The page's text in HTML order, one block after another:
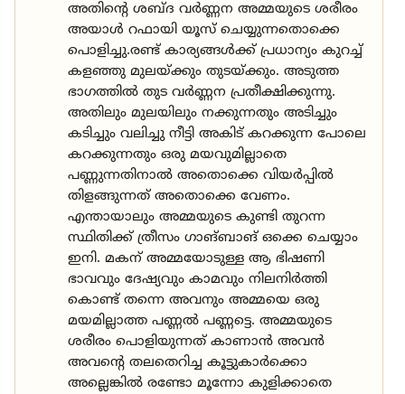
അതിൻ്റെ ശബ്ദ വർണ്ണന അമ്മയുടെ ശരീരം
അയാൾ റഫായി യൂസ് ചെയ്യുന്നതൊക്കെ
പൊളിച്ചു.രണ്ട് കാര്യങ്ങൾക്ക് പ്രധാന്യം കുറച്ച്
കളഞ്ഞു മുലയ്ക്കും തുടയ്ക്കും. അടുത്ത
ഭാഗത്തിൽ തുട വർണ്ണന പ്രതീക്ഷിക്കുന്നു.
അതിലും മുലയിലും നക്കുന്നതും അടിച്ചും
കടിച്ചും വലിച്ചു നീട്ടി അകിട് കറക്കുന്ന പോലെ
കറക്കുന്നതും ഒരു മയവുമില്ലാതെ
പണ്ണുന്നതിനാൽ അതൊക്കെ വിയർപ്പിൽ
തിളങ്ങുന്നത് അതൊക്കെ വേണം.
എന്തായാലും അമ്മയുടെ കുണ്ടി തുറന്ന
സ്ഥിതിക്ക് ത്രീസം ഗാങ്ബാങ് ഒക്കെ ചെയ്യാം
ഇനി. മകന് അമ്മയോടുള്ള ആ ഭിഷണി
ഭാവവും ദേഷ്യവും കാമവും നിലനിർത്തി
കൊണ്ട് തന്നെ അവനും അമ്മയെ ഒരു
മയമില്ലാത്ത പണ്ണൽ പണ്ണട്ടെ. അമ്മയുടെ
ശരീരം പൊളിയുന്നത് കാണാൻ അവൻ
അവൻ്റെ തലതെറിച്ച കൂട്ടുകാർക്കൊ
അല്ലെങ്കിൽ രണ്ടോ മൂന്നോ കുളിക്കാതെ